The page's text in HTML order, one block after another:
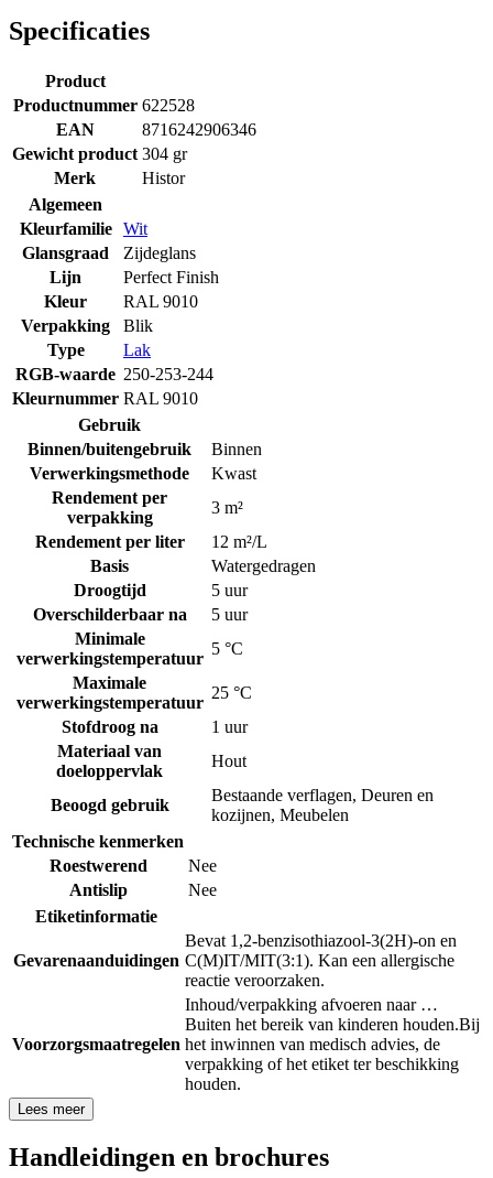
Specificaties
Product
Productnummer 622528
EAN
8716242906346
Gewicht product 304 gr
Merk
Histor
Algemeen
Kleurfamilie
Wit
Glansgraad
Zijdeglans
Lijn
Perfect Finish
Kleur
RAL 9010
Verpakking
Blik
Type
Lak
RGB-waarde 250-253-244
Kleurnummer RAL 9010
Gebruik
Binnen/buitengebruik
Binnen
Verwerkingsmethode
Kwast
Rendement per
verpakking
3 m²
Rendement per liter
12 m²/L
Basis
Watergedragen
Droogtijd
5 uur
Overschilderbaar na
5 uur
Minimale
verwerkingstemperatuur
5 °C
Maximale
verwerkingstemperatuur
25 °C
Stofdroog na
1 uur
Materiaal van
doeloppervlak
Hout
Beoogd gebruik
Bestaande verflagen, Deuren en
kozijnen, Meubelen
Technische kenmerken
Roestwerend
Nee
Antislip
Nee
Etiketinformatie
Gevarenaanduidingen
Bevat 1,2-benzisothiazool-3(2H)-on en
C(M)IT/MIT(3:1). Kan een allergische
reactie veroorzaken.
Voorzorgsmaatregelen
Inhoud/verpakking afvoeren naar …
Buiten het bereik van kinderen houden.Bij
het inwinnen van medisch advies, de
verpakking of het etiket ter beschikking
houden.
Lees meer
Handleidingen en brochures